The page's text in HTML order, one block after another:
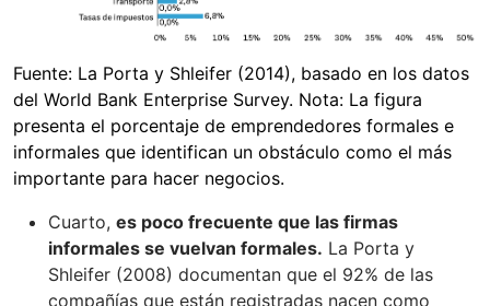
Fuente: La Porta y Shleifer (2014), basado en los datos
del World Bank Enterprise Survey. Nota: La figura
presenta el porcentaje de emprendedores formales e
informales que identifican un obstáculo como el más
importante para hacer negocios.
Cuarto, es poco frecuente que las firmas
informales se vuelvan formales. La Porta y
Shleifer (2008) documentan que el 92% de las
compañías que están registradas nacen como